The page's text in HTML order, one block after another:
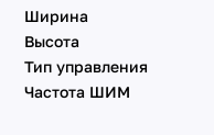
Ширина
Высота
Тип управления
Частота ШИМ